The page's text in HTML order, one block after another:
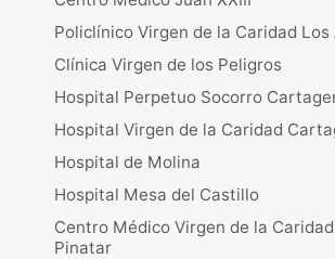
Policlínico Virgen de la Caridad Los
Clínica Virgen de los Peligros
Hospital Perpetuo Socorro
Hospital Virgen de la Caridad
Hospital de Molina
Hospital Mesa del Castillo
Centro Médico Virgen de la
Pinatar